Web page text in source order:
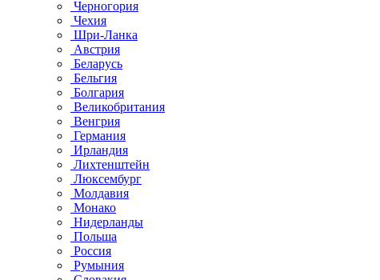
Черногория
Чехия
Шри-Ланка
Австрия
Беларусь
Бельгия
Болгария
Великобритания
Венгрия
Германия
Ирландия
Лихтенштейн
Люксембург
Молдавия
Монако
Нидерланды
Польша
Россия
Румыния